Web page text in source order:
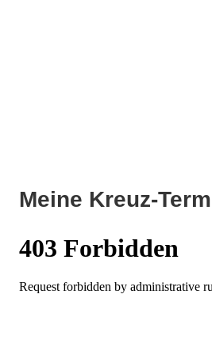
Meine Kreuz-